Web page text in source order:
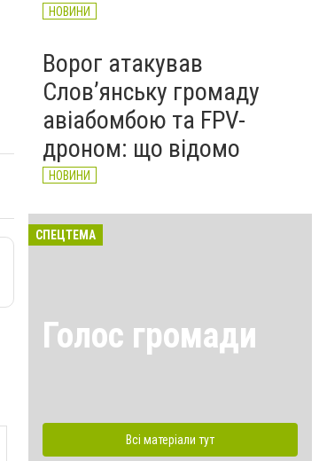
НОВИНИ
Ворог атакував
Слов’янську громаду
авіабомбою та FPV-
дроном: що відомо
НОВИНИ
СПЕЦТЕМА
Голос громади
Всі матеріали тут